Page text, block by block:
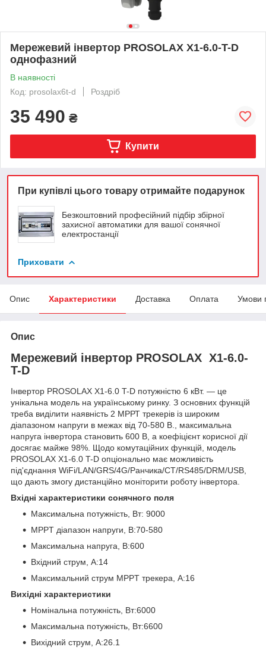
Мережевий інвертор PROSOLAX X1-6.0-T-D
однофазний
В наявності
Код: prosolax6t-d
Роздріб
35 490 ₴
Купити
При купівлі цього товару отримайте подарунок
Безкоштовний професійний підбір збірної
захисної автоматики для вашої сонячної
електростанції
Приховати
Опис Характеристики Доставка Оплата Умови
Опис
Мережевий інвертор PROSOLAX X1-6.0-
T-D
Інвертор PROSOLAX X1-6.0 T-D потужністю 6 кВт. — це
унікальна модель на українському ринку. З основних функцій
треба виділити наявність 2 МРРТ трекерів із широким
діапазоном напруги в межах від 70-580 В., максимальна
напруга інвертора становить 600 В, а коефіцієнт корисної дії
досягає майже 98%. Щодо комутаційних функцій, модель
PROSOLAX X1-6.0 T-D опціонально має можливість
під'єднання WiFi/LAN/GRS/4G/Ранчика/CT/RS485/DRM/USB,
що дають змогу дистанційно моніторити роботу інвертора.
Вхідні характеристики сонячного поля
Максимальна потужність, Вт: 9000
MPPT діапазон напруги, В:70-580
Максимальна напруга, В:600
Вхідний струм, А:14
Максимальний струм MPPT трекера, А:16
Вихідні характеристики
Номінальна потужність, Вт:6000
Максимальна потужність, Вт:6600
Вихідний струм, А:26.1